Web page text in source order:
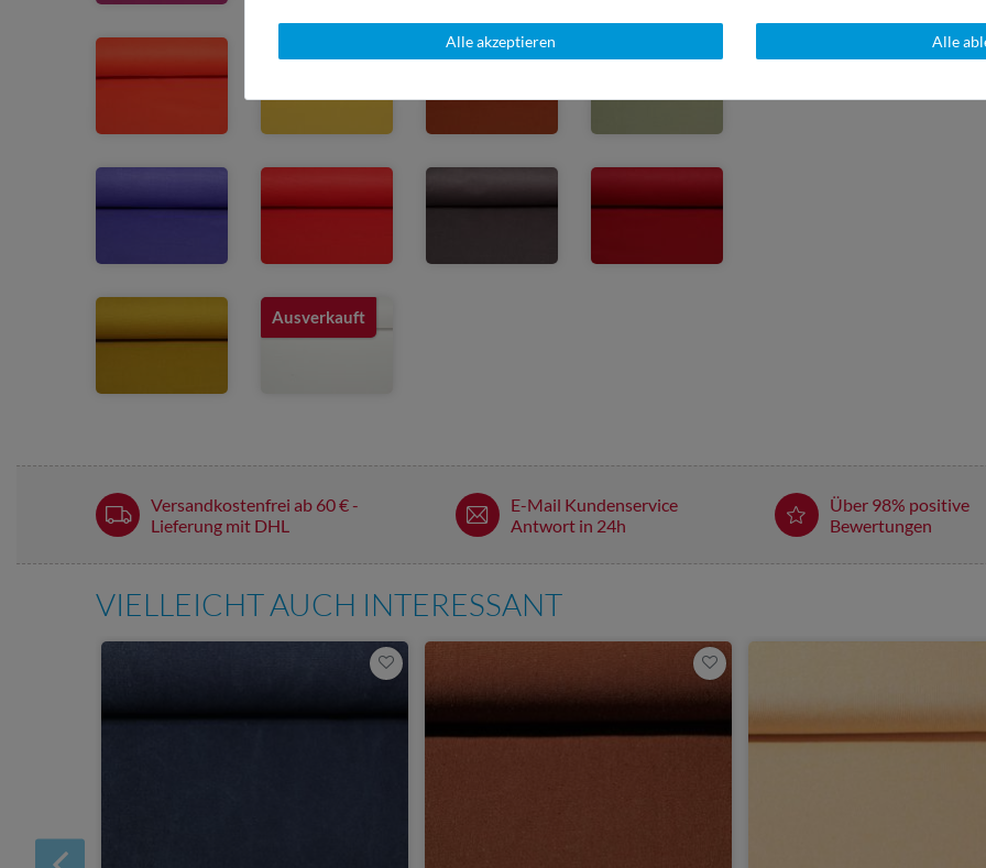
Ausverkauft
Versandkostenfrei ab 60 € -
Lieferung mit DHL
E-Mail Kundenservice
Antwort in 24h
Über 98% positive
Bewertungen
VIELLEICHT AUCH INTERESSANT
Alle akzeptieren Alle